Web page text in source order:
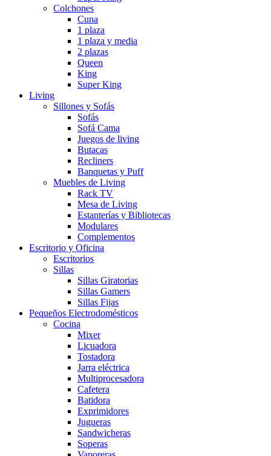
Colchones
Cuna
1 plaza
1 plaza y media
2 plazas
Queen
King
Super King
Living
Sillones y Sofás
Sofás
Sofá Cama
Juegos de living
Butacas
Recliners
Banquetas y Puff
Muebles de Living
Rack TV
Mesa de Living
Estanterías y Bibliotecas
Modulares
Complementos
Escritorio y Oficina
Escritorios
Sillas
Sillas Giratorias
Sillas Gamers
Sillas Fijas
Pequeños Electrodomésticos
Cocina
Mixer
Licuadora
Tostadora
Jarra eléctrica
Multiprocesadora
Cafetera
Batidora
Exprimidores
Jugueras
Sandwicheras
Soperas